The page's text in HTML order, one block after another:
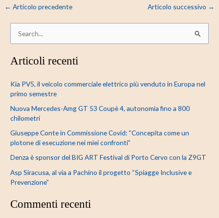
← Articolo precedente Articolo successivo →
r
a
Articoli recenti
Kia PV5, il veicolo commerciale elettrico più venduto in Europa nel
primo semestre
Nuova Mercedes-Amg GT 53 Coupè 4, autonomia fino a 800
chilometri
Giuseppe Conte in Commissione Covid: “Concepita come un
plotone di esecuzione nei miei confronti”
Denza è sponsor del BIG ART Festival di Porto Cervo con la Z9GT
Asp Siracusa, al via a Pachino il progetto “Spiagge Inclusive e
Prevenzione”
Commenti recenti